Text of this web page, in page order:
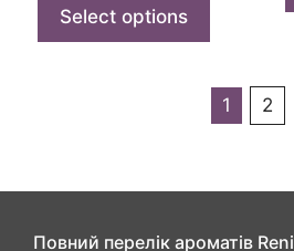
Select options
1 2
Повний перелік ароматів Reni